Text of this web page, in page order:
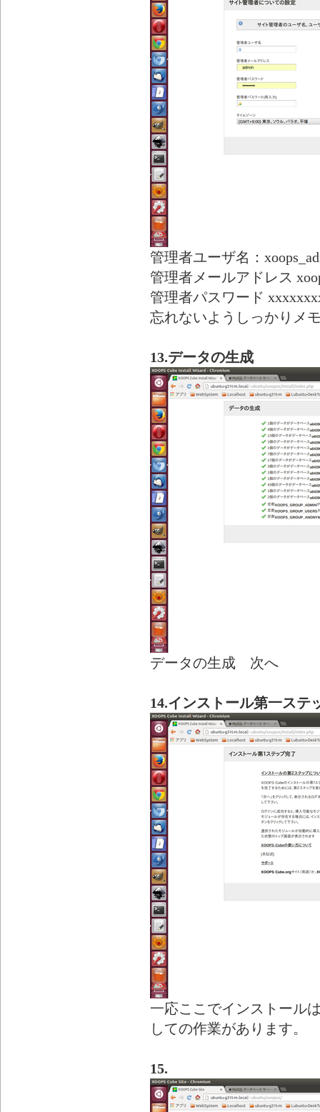
管理者ユーザ名：
管理者メールアドレス
管理者パスワード
忘れないようしっかりメ
13.データの生成
データの生成 次へ
14.インストール第一ステ
一応ここでインストール
しての作業があります。
15.